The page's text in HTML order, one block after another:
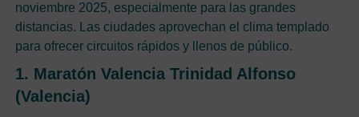
noviembre 2025, especialmente para las grandes
distancias. Las ciudades aprovechan el clima templado
para ofrecer circuitos rápidos y llenos de público.
1. Maratón Valencia Trinidad Alfonso
(Valencia)